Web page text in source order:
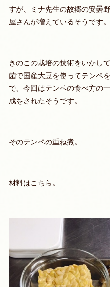
すが、ミナ先生の故郷の安曇
屋さんが増えているそうです。
きのこの栽培の技術をいかし
菌で国産大豆を使ってテンペ
で、今回はテンペの食べ方の
成をされたそうです。
そのテンペの重ね煮。
材料はこちら。